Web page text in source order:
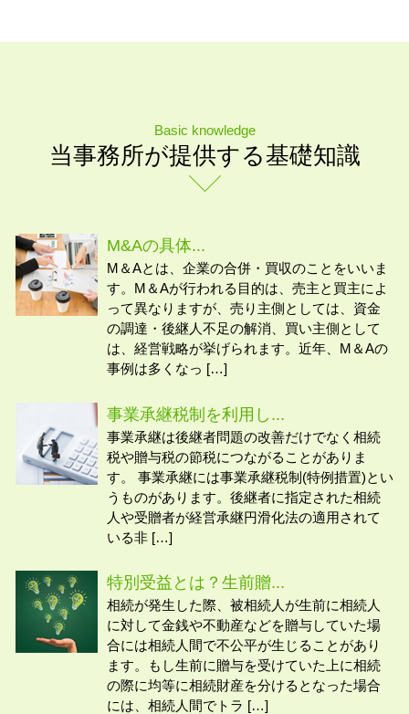
Basic knowledge
当事務所が提供する基礎知識
M&Aの具体...
M＆Aとは、企業の合併・買収のことをいいま
す。M＆Aが行われる目的は、売主と買主によ
って異なりますが、売り主側としては、資金
の調達・後継人不足の解消、買い主側として
は、経営戦略が挙げられます。近年、M＆Aの
事例は多くなっ […]
事業承継税制を利用し...
事業承継は後継者問題の改善だけでなく相続
税や贈与税の節税につながることがありま
す。 事業承継には事業承継税制(特例措置)とい
うものがあります。後継者に指定された相続
人や受贈者が経営承継円滑化法の適用されて
いる非 […]
特別受益とは？生前贈...
相続が発生した際、被相続人が生前に相続人
に対して金銭や不動産などを贈与していた場
合には相続人間で不公平が生じることがあり
ます。もし生前に贈与を受けていた上に相続
の際に均等に相続財産を分けるとなった場合
には、相続人間でトラ […]